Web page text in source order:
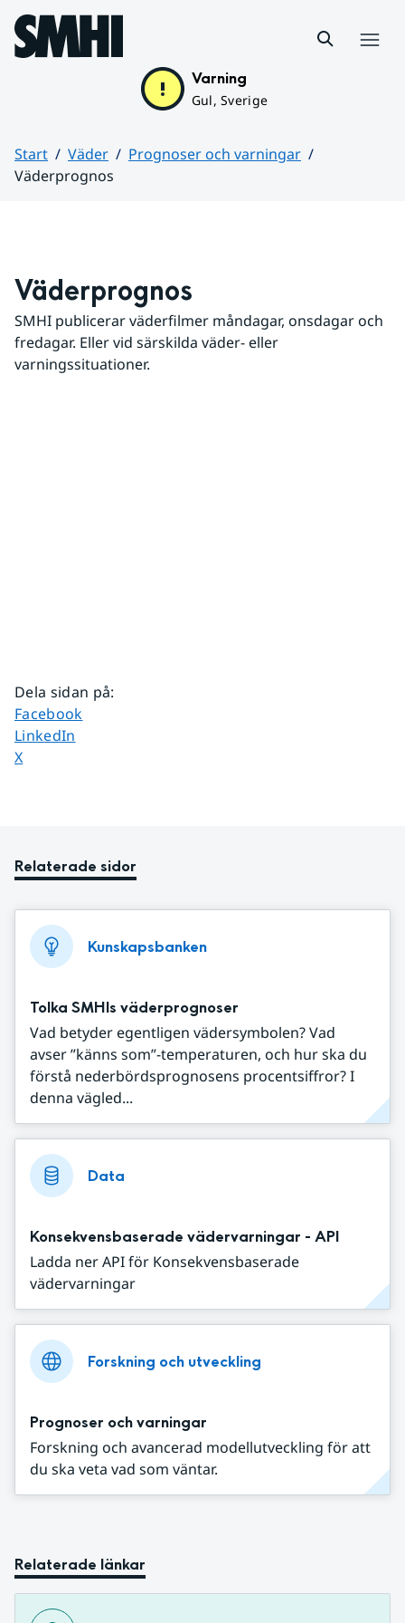
Hoppa till sidans innehåll
Varning
Gul, Sverige
Start Väder
Prognoser och varningar
Väderprognos
Väderprognos
SMHI publicerar väderfilmer måndagar, onsdagar och
fredagar. Eller vid särskilda väder- eller
varningssituationer.
Dela sidan på:
Dela sidan på
Facebook
Dela sidan på
LinkedIn
Dela sidan på
X
Relaterade sidor
Kunskapsbanken
Tolka SMHIs väderprognoser
Vad betyder egentligen vädersymbolen? Vad
avser ”känns som”-temperaturen, och hur ska du
förstå nederbördsprognosens procentsiffror? I
denna vägled...
Data
Konsekvensbaserade vädervarningar - API
Ladda ner API för Konsekvensbaserade
vädervarningar
Forskning och utveckling
Prognoser och varningar
Forskning och avancerad modellutveckling för att
du ska veta vad som väntar.
Relaterade länkar